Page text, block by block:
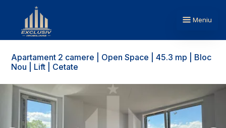
Meniu
Apartament 2 camere | Open Space | 45.3 mp | Bloc
Nou | Lift | Cetate